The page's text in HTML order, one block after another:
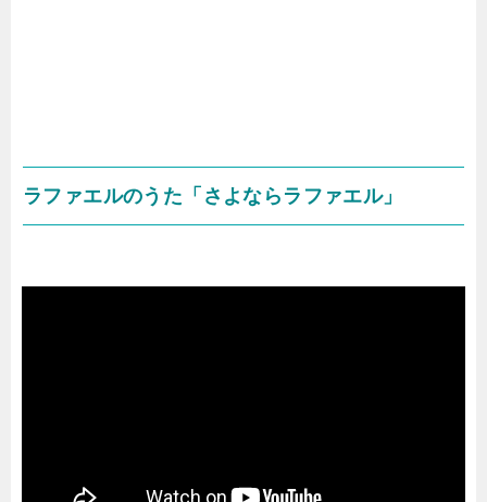
ラファエルのうた「さよならラファエル」